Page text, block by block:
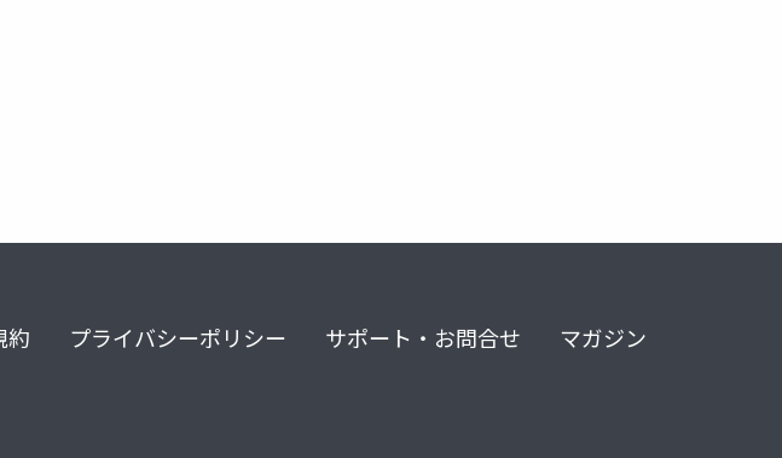
約 プライバシーポリシー サポート・お問合せ マガジン